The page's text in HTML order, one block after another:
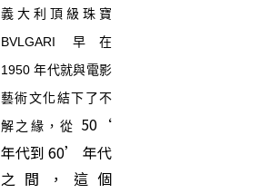
義大利頂級珠寶
BVLGARI 早在
1950 年代就與電影
藝術文化結下了不
解之緣，從 50‘
年代到60’ 年代
之間， 這個